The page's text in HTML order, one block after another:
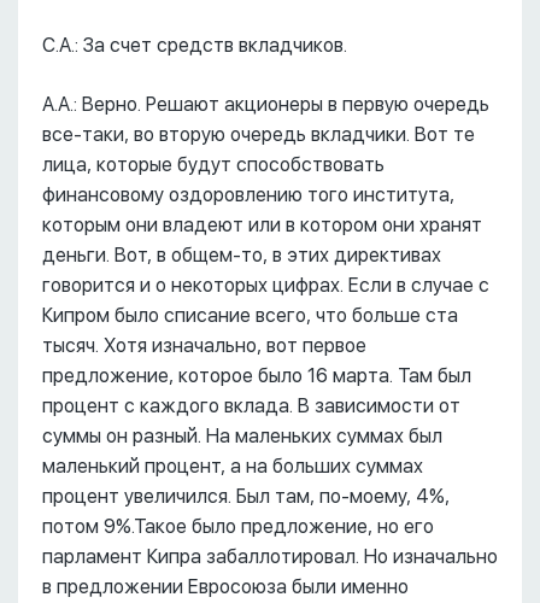
С.А.: За счет средств вкладчиков.
А.А.: Верно. Решают акционеры в первую очередь
все-таки, во вторую очередь вкладчики. Вот те
лица, которые будут способствовать
финансовому оздоровлению того института,
которым они владеют или в котором они хранят
деньги. Вот, в общем-то, в этих директивах
говорится и о некоторых цифрах. Если в случае с
Кипром было списание всего, что больше ста
тысяч. Хотя изначально, вот первое
предложение, которое было 16 марта. Там был
процент с каждого вклада. В зависимости от
суммы он разный. На маленьких суммах был
маленький процент, а на больших суммах
процент увеличился. Был там, по-моему, 4%,
потом 9%.Такое было предложение, но его
парламент Кипра забаллотировал. Но изначально
в предложении Евросоюза были именно